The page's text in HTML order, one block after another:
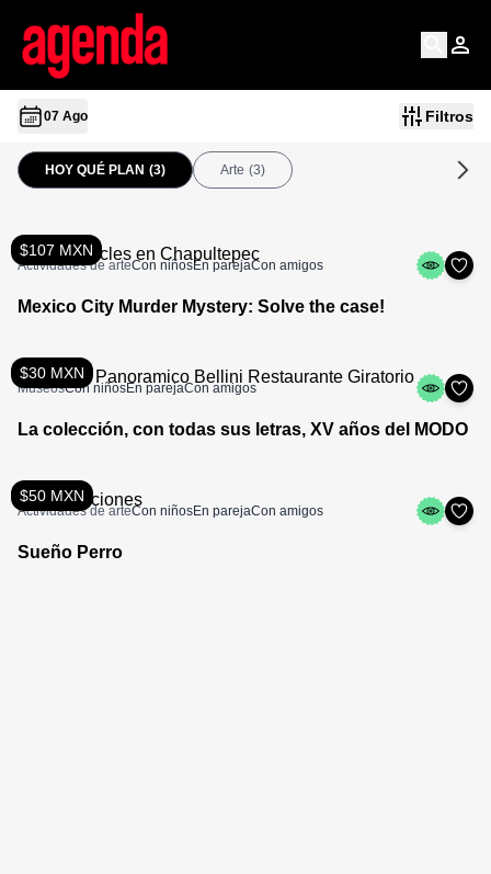
07 Ago Filtros
HOY QUÉ PLAN (3) Arte (3)
$107 MXN
Actividades de arteCon niñosEn parejaCon amigos
Mexico City Murder Mystery: Solve the case!
$30 MXN
MuseosCon niñosEn parejaCon amigos
La colección, con todas sus letras, XV años del MODO
$50 MXN
Actividades de arteCon niñosEn parejaCon amigos
Sueño Perro